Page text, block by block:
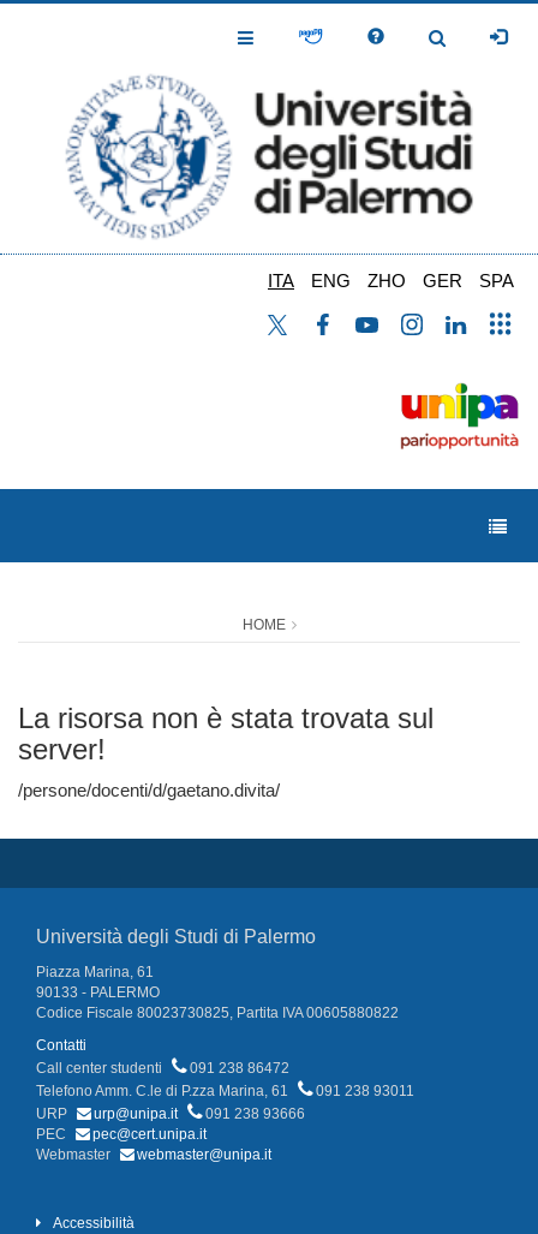
Toggle
Toggle
ITA ENG ZHO GER SPA
HOME
La risorsa non è stata trovata sul
server!
/persone/docenti/d/gaetano.divita/
Università degli Studi di Palermo
Piazza Marina, 61
90133 - PALERMO
Codice Fiscale 80023730825, Partita IVA 00605880822
Contatti
Call center studenti
091 238 86472
Telefono Amm. C.le di P.zza Marina, 61
091 238 93011
URP
urp@unipa.it
091 238 93666
PEC
pec@cert.unipa.it
Webmaster
webmaster@unipa.it
Accessibilità